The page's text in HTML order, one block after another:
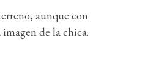
aunque con
de la chica.